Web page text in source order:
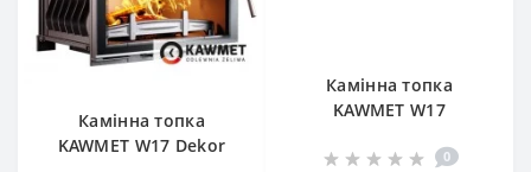
Камінна топка
KAWMET W17 Dekor
Камінна топка
KAWMET W17
EСO
0